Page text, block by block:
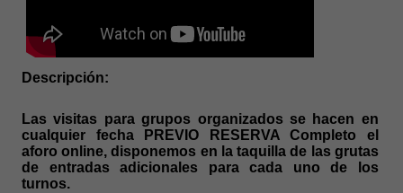
Descripción:
Las visitas para grupos organizados se hacen en
cualquier fecha PREVIO RESERVA Completo el
aforo online, disponemos en la taquilla de las grutas
de entradas adicionales para cada uno de los
turnos.